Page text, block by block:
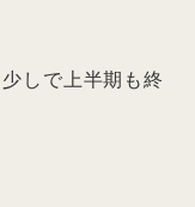
しで上半期も終